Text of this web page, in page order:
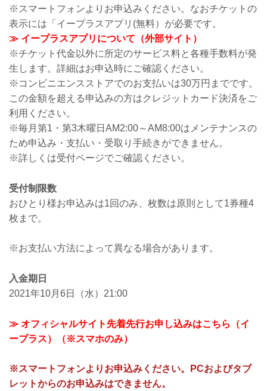
※スマートフォンよりお申込みください。なおチケットの
表示には「イープラスアプリ(無料）が必要です。
≫ イープラスアプリについて（外部サイト）
※チケット代金以外に所定のサービス料と各種手数料が発
生します。詳細はお申込時にご確認ください。
※コンビニエンスストアでのお支払いは30万円までです。
この金額を超える申込みの方はクレジットカード決済をご
利用ください。
※毎月第1・第3木曜日AM2:00～AM8:00はメンテナンスの
ため申込み・支払い・受取り手続きができません。
※詳しくは受付ページでご確認ください。
受付制限数
おひとり様お申込みは1回のみ、枚数は原則として1券種4
枚まで。
※お支払い方法によって異なる場合があります。
入金期日
2021年10月6日（水）21:00
≫ オフィシャルサイト先着先行お申し込みはこちら（イ
ープラス）（※スマホのみ）
※スマートフォンよりお申込みください。PCおよびタブ
レットからのお申込みはできません。